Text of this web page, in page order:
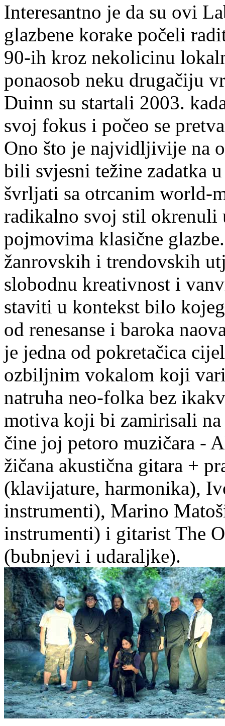
Interesantno je da su ovi
glazbene korake počeli
90-ih kroz nekolicinu
ponaosob neku drugačiju
Duinn su startali 2003.
svoj fokus i počeo se
Ono što je najvidljivije na
bili svjesni težine zadatka
švrljati sa otrcanim world-
radikalno svoj stil okrenuli
pojmovima klasične
žanrovskih i trendovskih
slobodnu kreativnost i
staviti u kontekst bilo
od renesanse i baroka
je jedna od pokretačica
ozbiljnim vokalom koji
natruha neo-folka bez
motiva koji bi zamirisali
čine joj petoro muzičara -
žičana akustična gitara +
(klavijature, harmonika),
instrumenti), Marino
instrumenti) i gitarist The
(bubnjevi i udaraljke).